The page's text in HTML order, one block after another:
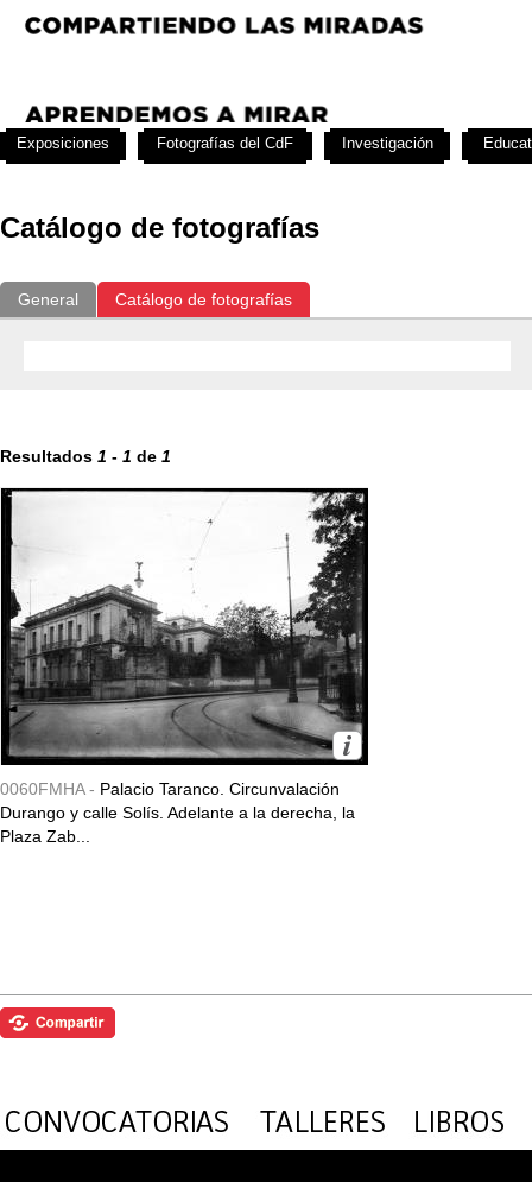
Catálogo de fotografías
General Catálogo de fotografías
Resultados 1 - 1 de 1
0060FMHA - Palacio Taranco. Circunvalación
Durango y calle Solís. Adelante a la derecha, la
Plaza Zab...
Exposiciones Fotografías del CdF Investigación